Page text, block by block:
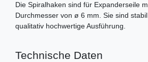
Die Spiralhaken sind für Expanderseile
Durchmesser von ø 6 mm. Sie sind
qualitativ hochwertige Ausführung.
Technische Daten